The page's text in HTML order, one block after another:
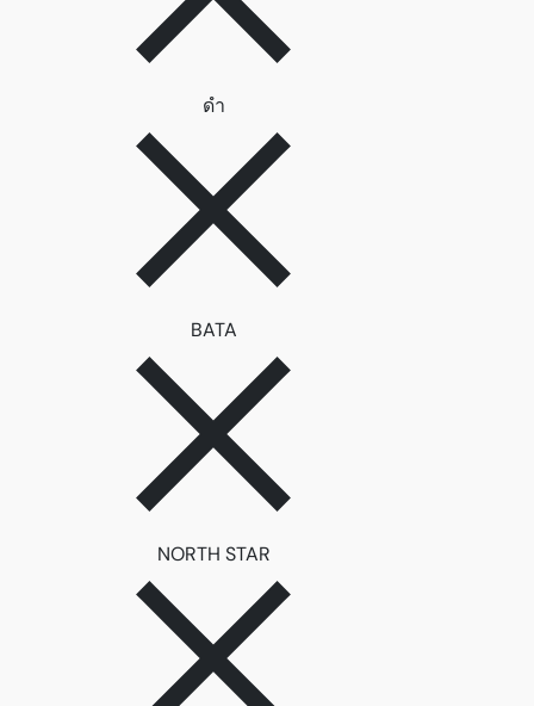
ดำลบตัวกรอง ดำ
BATAลบตัวกรอง BATA
NORTH STARลบตัวกรอง NORTH STAR